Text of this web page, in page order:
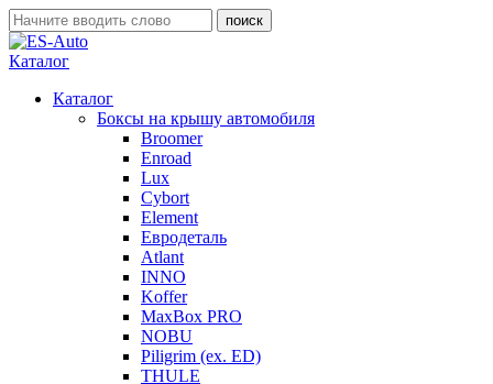
Каталог
Каталог
Боксы на крышу автомобиля
Broomer
Enroad
Lux
Cybort
Element
Евродеталь
Atlant
INNO
Koffer
MaxBox PRO
NOBU
Piligrim (ex. ED)
THULE